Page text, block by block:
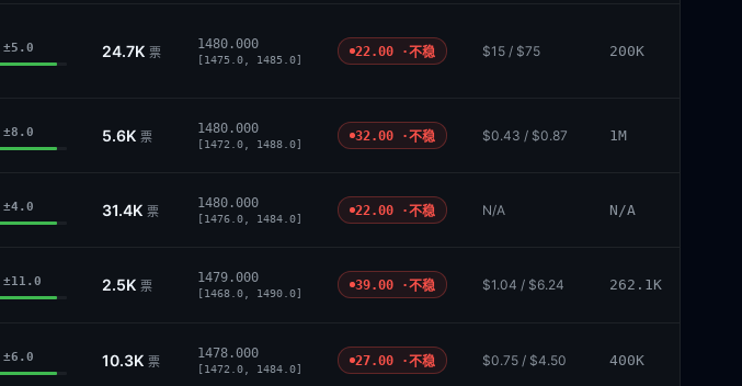
±5.0 24.7K 票
1480.000
[1475.0, 1485.0]
22.00 ·不稳 $15 / $75 200K
±8.0 5.6K 票
1480.000
[1472.0, 1488.0]
32.00 ·不稳 $0.43 / $0.87 1M
±4.0 31.4K 票
1480.000
[1476.0, 1484.0]
22.00 ·不稳 N/A N/A
±11.0 2.5K 票
1479.000
[1468.0, 1490.0]
39.00 ·不稳 $1.04 / $6.24 262.1K
±6.0 10.3K 票
1478.000
[1472.0, 1484.0]
27.00 ·不稳 $0.75 / $4.50 400K